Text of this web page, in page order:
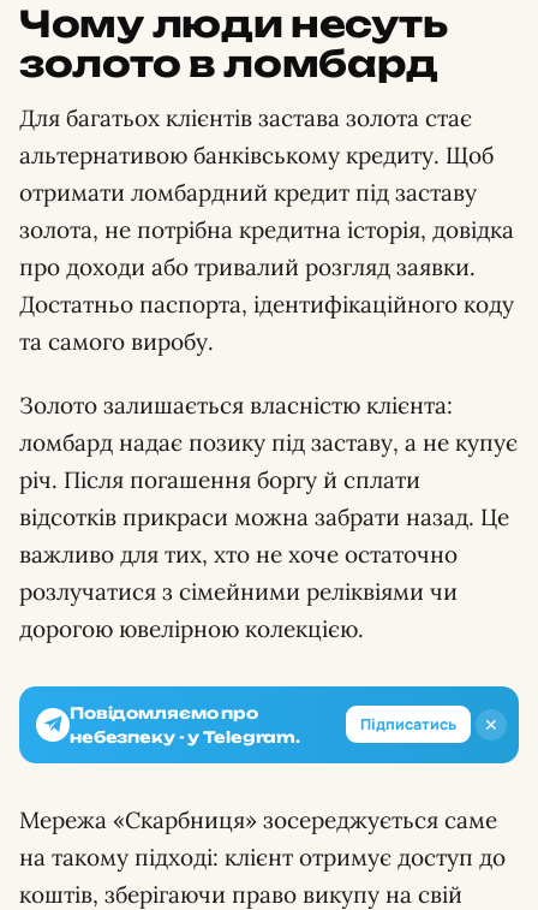
Чому люди несуть
золото в ломбард
Для багатьох клієнтів застава золота стає
альтернативою банківському кредиту. Щоб
отримати ломбардний кредит під заставу
золота, не потрібна кредитна історія, довідка
про доходи або тривалий розгляд заявки.
Достатньо паспорта, ідентифікаційного коду
та самого виробу.
Золото залишається власністю клієнта:
ломбард надає позику під заставу, а не купує
річ. Після погашення боргу й сплати
відсотків прикраси можна забрати назад. Це
важливо для тих, хто не хоче остаточно
розлучатися з сімейними реліквіями чи
дорогою ювелірною колекцією.
✕
Повідомляємо про
небезпеку - у Telegram.
Підписатись
Мережа «Скарбниця» зосереджується саме
на такому підході: клієнт отримує доступ до
коштів, зберігаючи право викупу на свій